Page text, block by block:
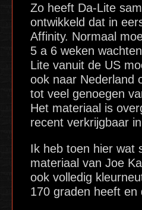
Zo heeft Da-Lite
ontwikkeld dat in
Affinity. Normaal
5 a 6 weken
Lite vanuit de US
ook naar Nederland
tot veel genoegen
Het materiaal is
recent verkrijgbaar
Ik heb toen hier wat
materiaal van Joe
ook volledig
170 graden heeft